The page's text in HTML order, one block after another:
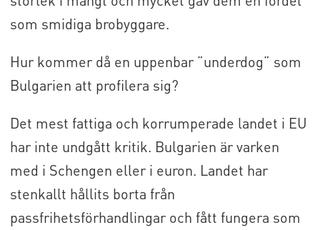
som smidiga brobyggare.
Hur kommer då en uppenbar ”underdog” som
Bulgarien att profilera sig?
Det mest fattiga och korrumperade landet i EU
har inte undgått kritik. Bulgarien är varken
med i Schengen eller i euron. Landet har
stenkallt hållits borta från
passfrihetsförhandlingar och fått fungera som